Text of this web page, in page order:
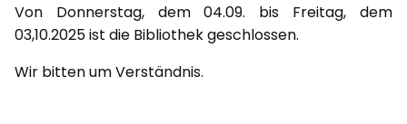
Von Donnerstag, dem 04.09. bis Freitag, dem
03,10.2025 ist die Bibliothek geschlossen.
Wir bitten um Verständnis.